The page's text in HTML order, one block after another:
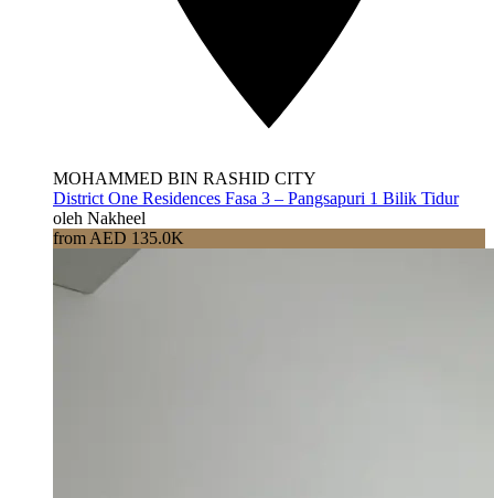
MOHAMMED BIN RASHID CITY
District One Residences Fasa 3 – Pangsapuri 1 Bilik Tidur
oleh Nakheel
from AED 135.0K